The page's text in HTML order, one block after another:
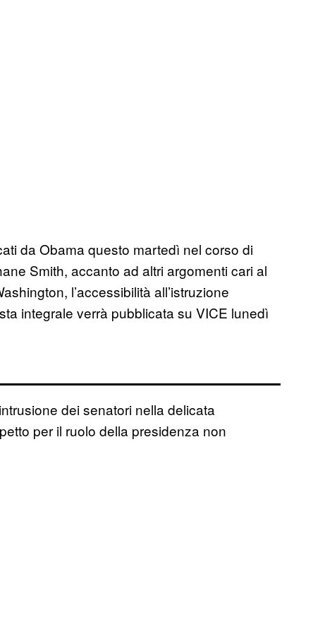
da Obama questo martedì nel corso di
Smith, accanto ad altri argomenti cari al
l’accessibilità all’istruzione
integrale verrà pubblicata su VICE lunedì
dei senatori nella delicata
per il ruolo della presidenza non